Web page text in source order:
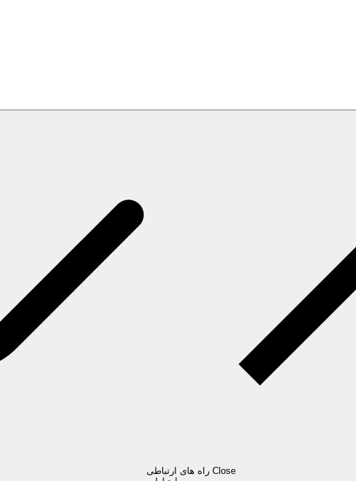
Close راه های ارتباطی